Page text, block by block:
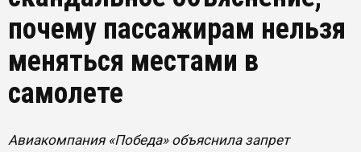
почему пассажирам нельзя
меняться местами в
самолете
Авиакомпания «Победа» объяснила запрет